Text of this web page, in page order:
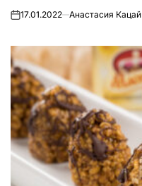
on17.01.2022 Анастасия Кацай